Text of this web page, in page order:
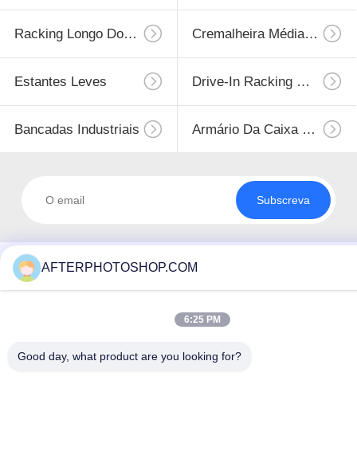
Racking Longo Do Período Cremalheira Média Do Dever
Estantes Leves Drive-In Racking Da Pálete
Bancadas Industriais Armário Da Caixa De Ferramenta
Subscreva
AFTERPHOTOSHOP.COM
6:25 PM
Good day, what product are you looking for?